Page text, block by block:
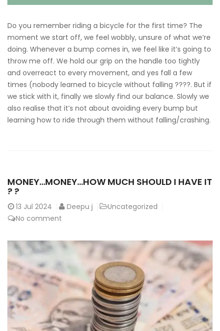
Do you remember riding a bicycle for the first time? The
moment we start off, we feel wobbly, unsure of what we’re
doing. Whenever a bump comes in, we feel like it’s going to
throw me off. We hold our grip on the handle too tightly
and overreact to every movement, and yes fall a few
times (nobody learned to bicycle without falling ????. But if
we stick with it, finally we slowly find our balance. Slowly we
also realise that it’s not about avoiding every bump but
learning how to ride through them without falling/crashing.
MONEY…MONEY…HOW MUCH SHOULD I HAVE IT
? ?
13 Jul 2024 Deepu j
Uncategorized
No comment